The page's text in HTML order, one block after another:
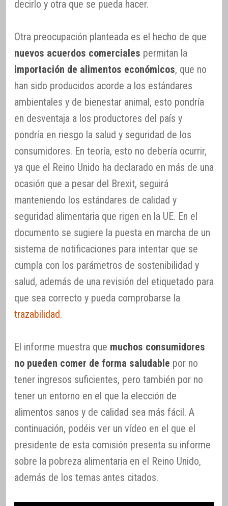
decirlo y otra que se pueda hacer.
Otra preocupación planteada es el hecho de que
nuevos acuerdos comerciales permitan la
importación de alimentos económicos, que no
han sido producidos acorde a los estándares
ambientales y de bienestar animal, esto pondría
en desventaja a los productores del país y
pondría en riesgo la salud y seguridad de los
consumidores. En teoría, esto no debería ocurrir,
ya que el Reino Unido ha declarado en más de una
ocasión que a pesar del Brexit, seguirá
manteniendo los estándares de calidad y
seguridad alimentaria que rigen en la UE. En el
documento se sugiere la puesta en marcha de un
sistema de notificaciones para intentar que se
cumpla con los parámetros de sostenibilidad y
salud, además de una revisión del etiquetado para
que sea correcto y pueda comprobarse la
trazabilidad.
El informe muestra que muchos consumidores
no pueden comer de forma saludable por no
tener ingresos suficientes, pero también por no
tener un entorno en el que la elección de
alimentos sanos y de calidad sea más fácil. A
continuación, podéis ver un vídeo en el que el
presidente de esta comisión presenta su informe
sobre la pobreza alimentaria en el Reino Unido,
además de los temas antes citados.